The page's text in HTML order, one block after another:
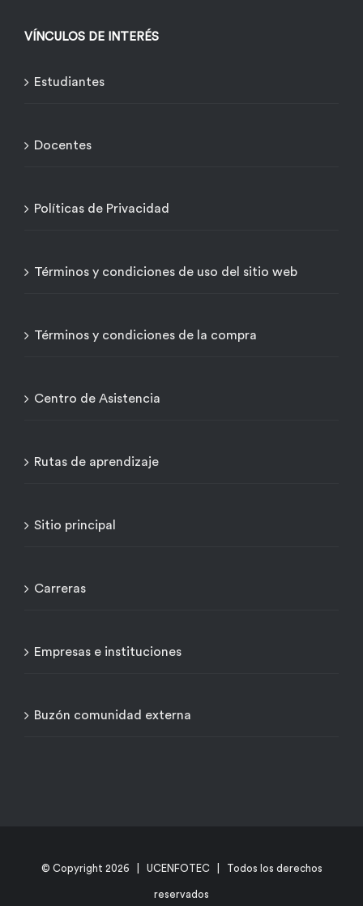
VÍNCULOS DE INTERÉS
Estudiantes
Docentes
Políticas de Privacidad
Términos y condiciones de uso del sitio web
Términos y condiciones de la compra
Centro de Asistencia
Rutas de aprendizaje
Sitio principal
Carreras
Empresas e instituciones
Buzón comunidad externa
© Copyright 2026 | UCENFOTEC | Todos los derechos
reservados